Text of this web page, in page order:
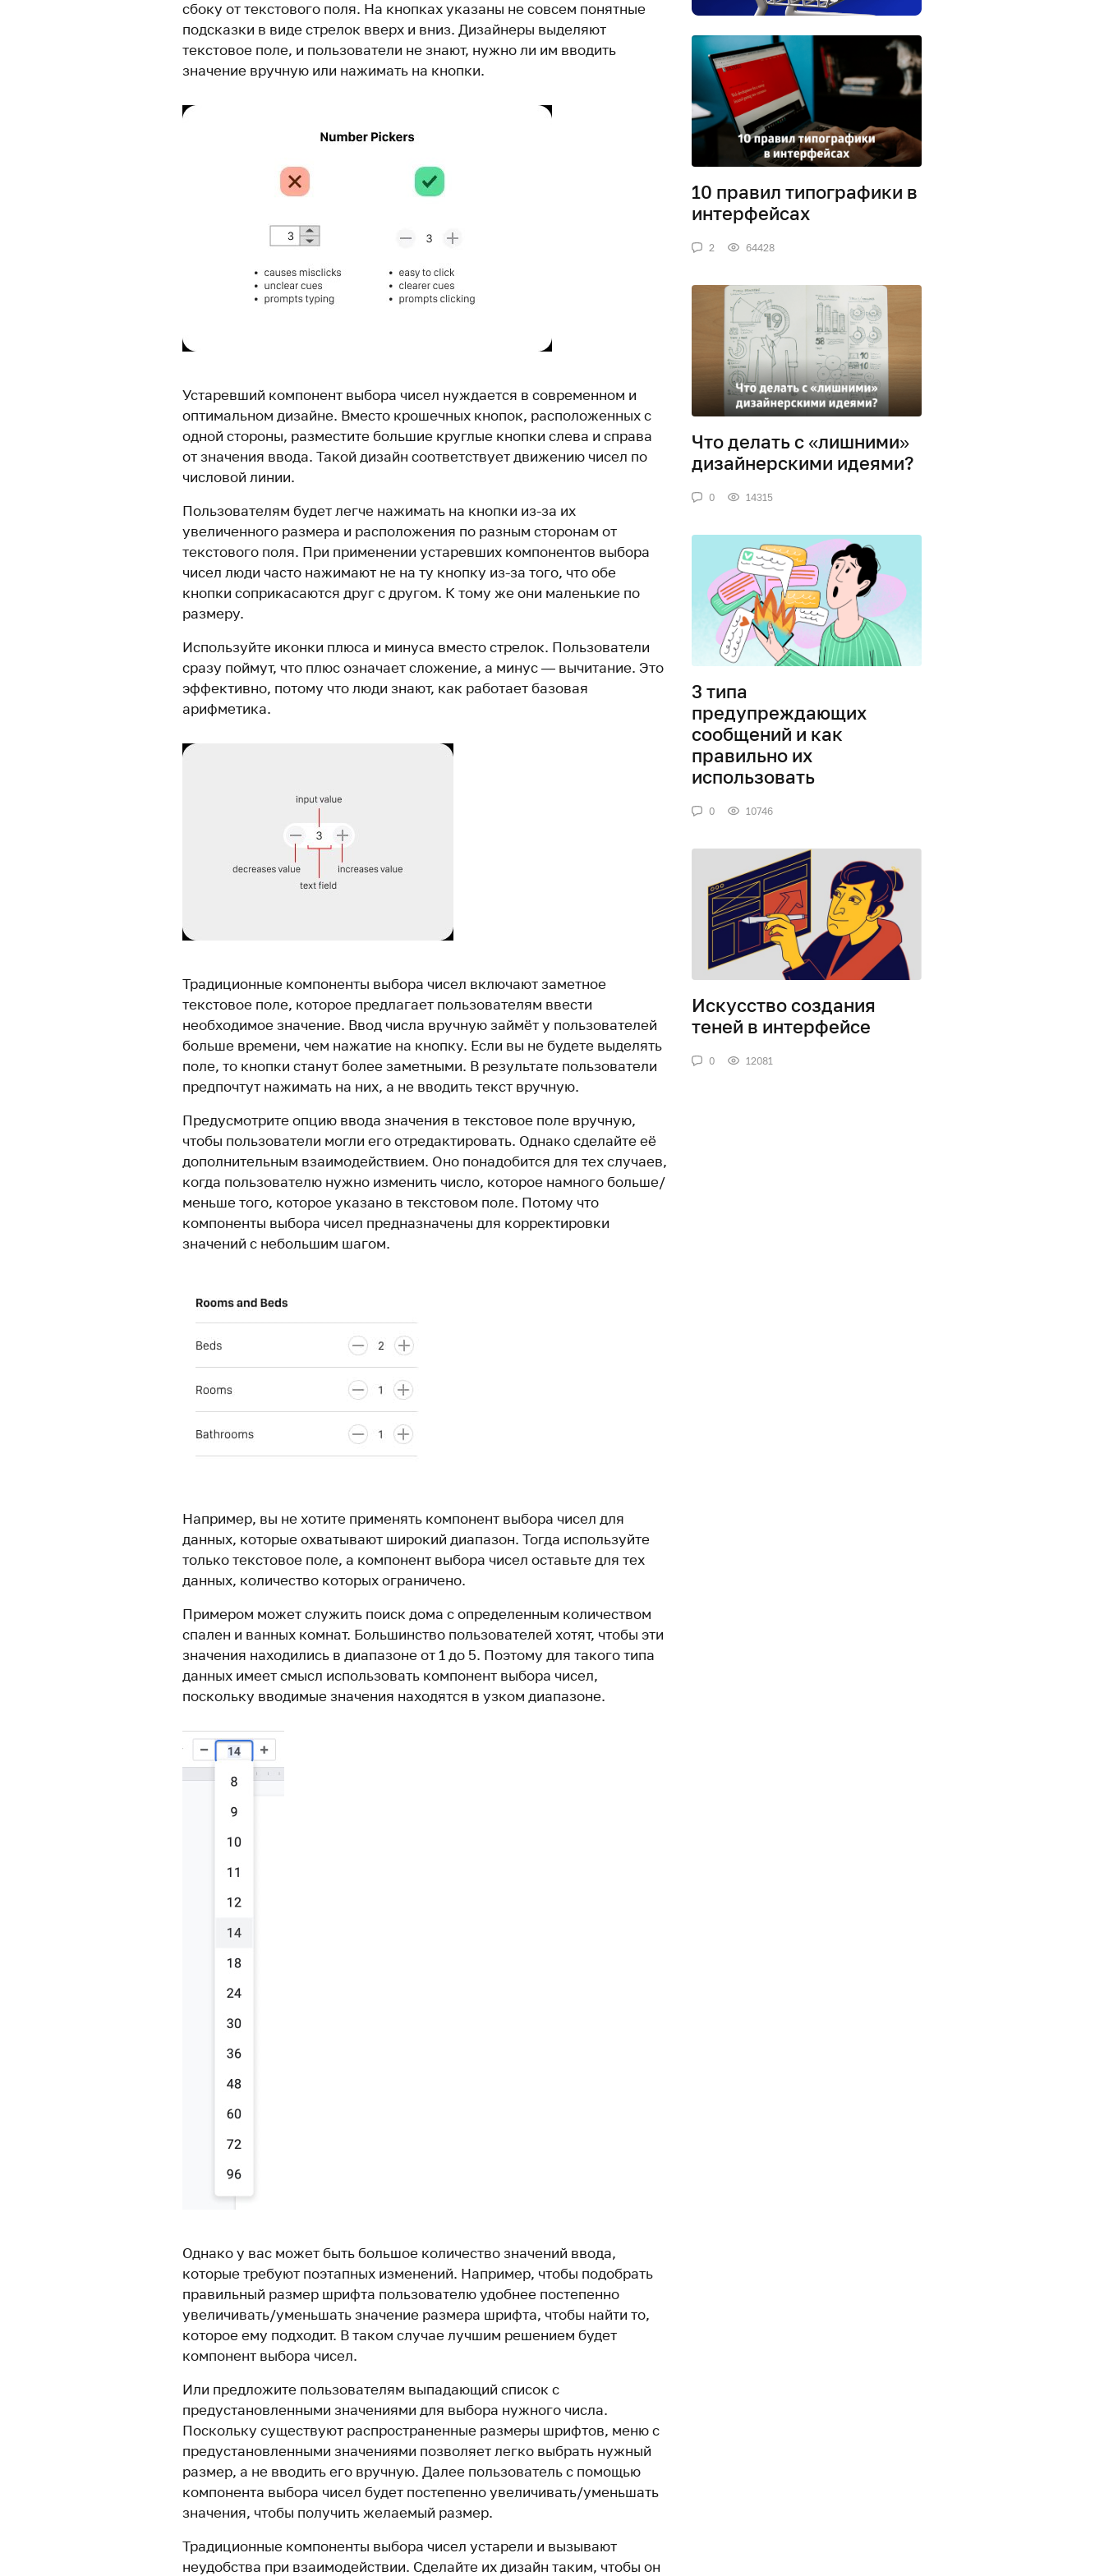
сбоку от текстового поля. На кнопках указаны не совсем понятные
подсказки в виде стрелок вверх и вниз. Дизайнеры выделяют
текстовое поле, и пользователи не знают, нужно ли им вводить
значение вручную или нажимать на кнопки.
Устаревший компонент выбора чисел нуждается в современном и
оптимальном дизайне. Вместо крошечных кнопок, расположенных с
одной стороны, разместите большие круглые кнопки слева и справа
от значения ввода. Такой дизайн соответствует движению чисел по
числовой линии.
Пользователям будет легче нажимать на кнопки из-за их
увеличенного размера и расположения по разным сторонам от
текстового поля. При применении устаревших компонентов выбора
чисел люди часто нажимают не на ту кнопку из-за того, что обе
кнопки соприкасаются друг с другом. К тому же они маленькие по
размеру.
Используйте иконки плюса и минуса вместо стрелок. Пользователи
сразу поймут, что плюс означает сложение, а минус — вычитание. Это
эффективно, потому что люди знают, как работает базовая
арифметика.
Традиционные компоненты выбора чисел включают заметное
текстовое поле, которое предлагает пользователям ввести
необходимое значение. Ввод числа вручную займёт у пользователей
больше времени, чем нажатие на кнопку. Если вы не будете выделять
поле, то кнопки станут более заметными. В результате пользователи
предпочтут нажимать на них, а не вводить текст вручную.
Предусмотрите опцию ввода значения в текстовое поле вручную,
чтобы пользователи могли его отредактировать. Однако сделайте её
дополнительным взаимодействием. Оно понадобится для тех случаев,
когда пользователю нужно изменить число, которое намного больше/
меньше того, которое указано в текстовом поле. Потому что
компоненты выбора чисел предназначены для корректировки
значений с небольшим шагом.
Например, вы не хотите применять компонент выбора чисел для
данных, которые охватывают широкий диапазон. Тогда используйте
только текстовое поле, а компонент выбора чисел оставьте для тех
данных, количество которых ограничено.
Примером может служить поиск дома с определенным количеством
спален и ванных комнат. Большинство пользователей хотят, чтобы эти
значения находились в диапазоне от 1 до 5. Поэтому для такого типа
данных имеет смысл использовать компонент выбора чисел,
поскольку вводимые значения находятся в узком диапазоне.
Однако у вас может быть большое количество значений ввода,
которые требуют поэтапных изменений. Например, чтобы подобрать
правильный размер шрифта пользователю удобнее постепенно
увеличивать/уменьшать значение размера шрифта, чтобы найти то,
которое ему подходит. В таком случае лучшим решением будет
компонент выбора чисел.
Или предложите пользователям выпадающий список с
предустановленными значениями для выбора нужного числа.
Поскольку существуют распространенные размеры шрифтов, меню с
предустановленными значениями позволяет легко выбрать нужный
размер, а не вводить его вручную. Далее пользователь с помощью
компонента выбора чисел будет постепенно увеличивать/уменьшать
значения, чтобы получить желаемый размер.
Традиционные компоненты выбора чисел устарели и вызывают
неудобства при взаимодействии. Сделайте их дизайн таким, чтобы он
10 правил типографики в
интерфейсах
2 64428
Что делать с «лишними»
дизайнерскими идеями?
0 14315
3 типа
предупреждающих
сообщений и как
правильно их
использовать
0 10746
Искусство создания
теней в интерфейсе
0 12081